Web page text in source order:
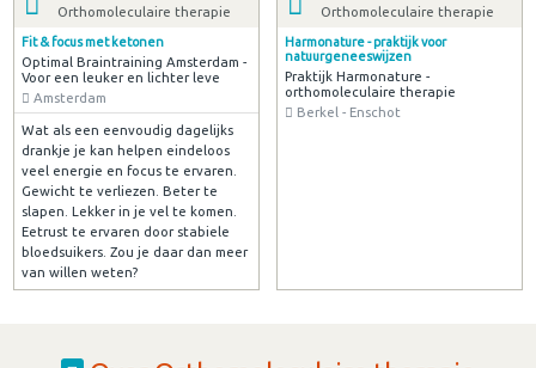
Orthomoleculaire therapie
Fit & focus met ketonen
Optimal Braintraining Amsterdam -
Voor een leuker en lichter leve
Amsterdam
Wat als een eenvoudig dagelijks
drankje je kan helpen eindeloos
veel energie en focus te ervaren.
Gewicht te verliezen. Beter te
slapen. Lekker in je vel te komen.
Eetrust te ervaren door stabiele
bloedsuikers. Zou je daar dan meer
van willen weten?
Orthomoleculaire therapie
Harmonature - praktijk voor
natuurgeneeswijzen
Praktijk Harmonature -
orthomoleculaire therapie
Berkel - Enschot